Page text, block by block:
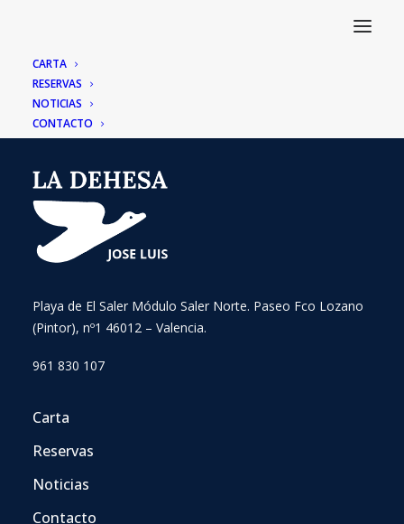
CARTA
RESERVAS
NOTICIAS
CONTACTO
Playa de El Saler Módulo Saler Norte. Paseo Fco Lozano
(Pintor), nº1 46012 – Valencia.
961 830 107
Carta
Reservas
Noticias
Contacto